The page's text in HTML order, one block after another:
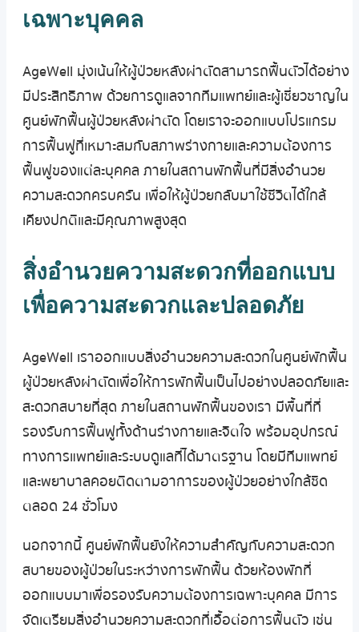
เฉพาะบุคคล
AgeWell มุ่งเน้นให้ผู้ป่วยหลังผ่าตัดสามารถฟื้นตัวได้อย่าง
มีประสิทธิภาพ ด้วยการดูแลจากทีมแพทย์และผู้เชี่ยวชาญใน
ศูนย์พักฟื้นผู้ป่วยหลังผ่าตัด โดยเราจะออกแบบโปรแกรม
การฟื้นฟูที่เหมาะสมกับสภาพร่างกายและความต้องการ
ฟื้นฟูของแต่ละบุคคล ภายในสถานพักฟื้นที่มีสิ่งอำนวย
ความสะดวกครบครัน เพื่อให้ผู้ป่วยกลับมาใช้ชีวิตได้ใกล้
เคียงปกติและมีคุณภาพสูงสุด
สิ่งอำนวยความสะดวกที่ออกแบบ
เพื่อความสะดวกและปลอดภัย
AgeWell เราออกแบบสิ่งอำนวยความสะดวกในศูนย์พักฟื้น
ผู้ป่วยหลังผ่าตัดเพื่อให้การพักฟื้นเป็นไปอย่างปลอดภัยและ
สะดวกสบายที่สุด ภายในสถานพักฟื้นของเรา มีพื้นที่ที่
รองรับการฟื้นฟูทั้งด้านร่างกายและจิตใจ พร้อมอุปกรณ์
ทางการแพทย์และระบบดูแลที่ได้มาตรฐาน โดยมีทีมแพทย์
และพยาบาลคอยติดตามอาการของผู้ป่วยอย่างใกล้ชิด
ตลอด 24 ชั่วโมง
นอกจากนี้ ศูนย์พักฟื้นยังให้ความสำคัญกับความสะดวก
สบายของผู้ป่วยในระหว่างการพักฟื้น ด้วยห้องพักที่
ออกแบบมาเพื่อรองรับความต้องการเฉพาะบุคคล มีการ
จัดเตรียมสิ่งอำนวยความสะดวกที่เอื้อต่อการฟื้นตัว เช่น